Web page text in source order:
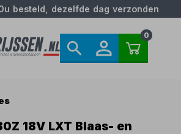
besteld, dezelfde dag verzonden
0
18V LXT Blaas- en